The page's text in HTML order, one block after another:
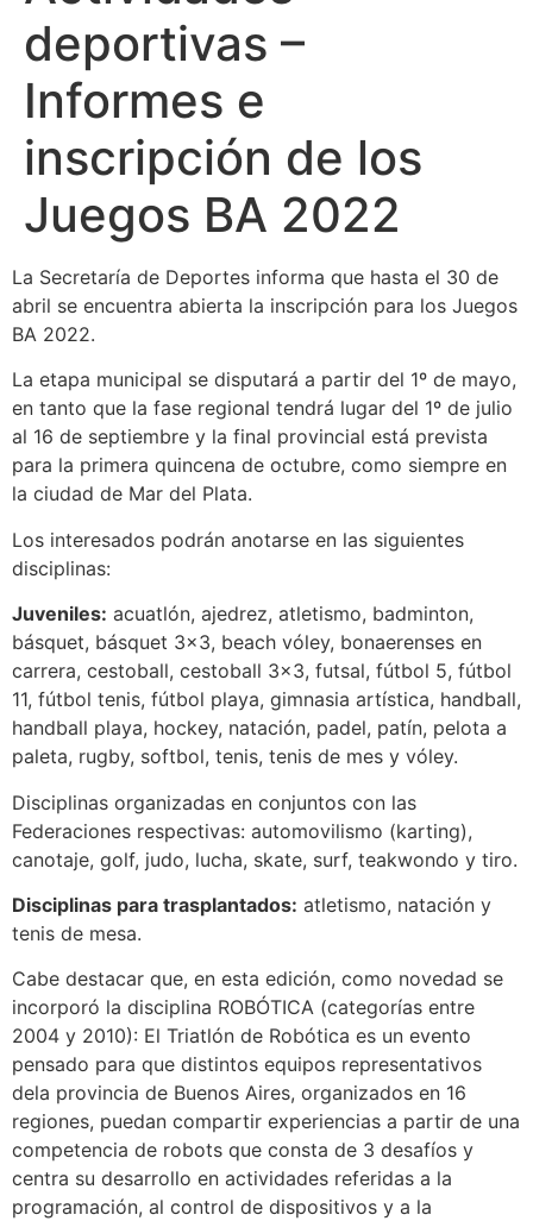
deportivas –
Informes e
inscripción de los
Juegos BA 2022
La Secretaría de Deportes informa que hasta el 30 de
abril se encuentra abierta la inscripción para los Juegos
BA 2022.
La etapa municipal se disputará a partir del 1º de mayo,
en tanto que la fase regional tendrá lugar del 1º de julio
al 16 de septiembre y la final provincial está prevista
para la primera quincena de octubre, como siempre en
la ciudad de Mar del Plata.
Los interesados podrán anotarse en las siguientes
disciplinas:
Juveniles: acuatlón, ajedrez, atletismo, badminton,
básquet, básquet 3×3, beach vóley, bonaerenses en
carrera, cestoball, cestoball 3×3, futsal, fútbol 5, fútbol
11, fútbol tenis, fútbol playa, gimnasia artística, handball,
handball playa, hockey, natación, padel, patín, pelota a
paleta, rugby, softbol, tenis, tenis de mes y vóley.
Disciplinas organizadas en conjuntos con las
Federaciones respectivas: automovilismo (karting),
canotaje, golf, judo, lucha, skate, surf, teakwondo y tiro.
Disciplinas para trasplantados: atletismo, natación y
tenis de mesa.
Cabe destacar que, en esta edición, como novedad se
incorporó la disciplina ROBÓTICA (categorías entre
2004 y 2010): El Triatlón de Robótica es un evento
pensado para que distintos equipos representativos
dela provincia de Buenos Aires, organizados en 16
regiones, puedan compartir experiencias a partir de una
competencia de robots que consta de 3 desafíos y
centra su desarrollo en actividades referidas a la
programación, al control de dispositivos y a la